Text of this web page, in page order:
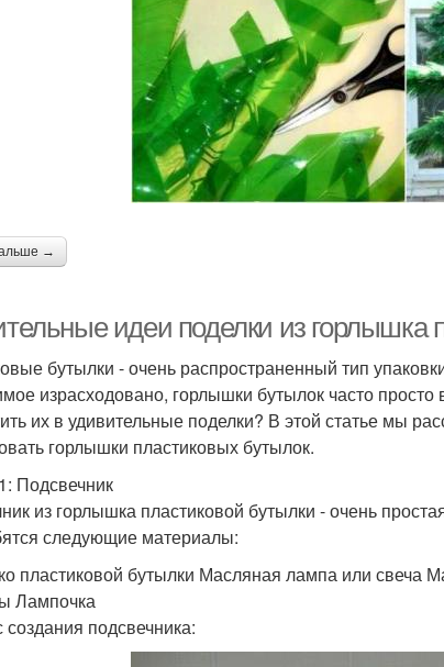
→
идеи поделки из горлышка
бутылки - очень распространенный тип
израсходовано, горлышки бутылок часто
их в удивительные поделки? В этой статье мы
горлышки пластиковых бутылок.
Подсвечник
из горлышка пластиковой бутылки - очень
следующие материалы:
пластиковой бутылки Масляная лампа или свеча
Лампочка
подсвечника: